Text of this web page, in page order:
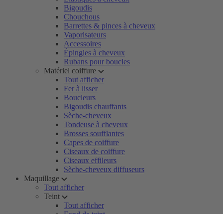
Bigoudis
Chouchous
Barrettes & pinces à cheveux
Vaporisateurs
Accessoires
Épingles à cheveux
Rubans pour boucles
Matériel coiffure
Tout afficher
Fer à lisser
Boucleurs
Bigoudis chauffants
Sèche-cheveux
Tondeuse à cheveux
Brosses soufflantes
Capes de coiffure
Ciseaux de coiffure
Ciseaux effileurs
Sèche-cheveux diffuseurs
Maquillage
Tout afficher
Teint
Tout afficher